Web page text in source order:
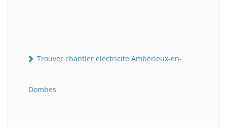
Trouver chantier electricite Ambérieux-en-
Dombes